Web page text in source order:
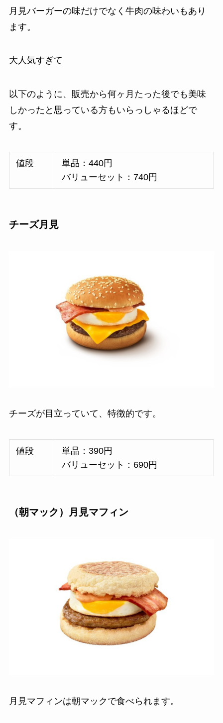
月見バーガーの味だけでなく牛肉の味わいもあり
ます。
大人気すぎて
以下のように、販売から何ヶ月たった後でも美味
しかったと思っている方もいらっしゃるほどで
す。
値段
単品：440円
バリューセット：740円
チーズ月見
チーズが目立っていて、特徴的です。
値段
単品：390円
バリューセット：690円
（朝マック）月見マフィン
月見マフィンは朝マックで食べられます。